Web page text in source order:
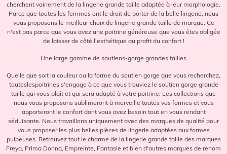
cherchent vainement de la lingerie grande taille adaptée à leur morphologie.
Parce que toutes les femmes ont le droit de porter de la belle lingerie, nous
vous proposons le meilleur choix de lingerie grande taille de marque. Ce
n'est pas parce que vous avez une poitrine généreuse que vous êtes obligée
de laisser de côté l'esthétique au profit du confort !
Une large gamme de soutiens-gorge grandes tailles
Quelle que soit la couleur ou la forme du soutien gorge que vous recherchez,
touteslespoitrines s'engage à ce que vous trouviez le soutien gorge grande
taille qui vous plaît et qui sera adapté à votre poitrine. Les collections que
nous vous proposons sublimeront à merveille toutes vos formes et vous
apporteront le confort dont vous avez besoin tout en vous rendant
séduisante. Nous travaillons uniquement avec des marques de qualité pour
vous proposer les plus belles pièces de lingerie adaptées aux formes
pulpeuses. Retrouvez tout le charme de la lingerie grande taille des marques
Freya, Prima Donna, Empreinte, Fantasie et bien d'autres marques de renom